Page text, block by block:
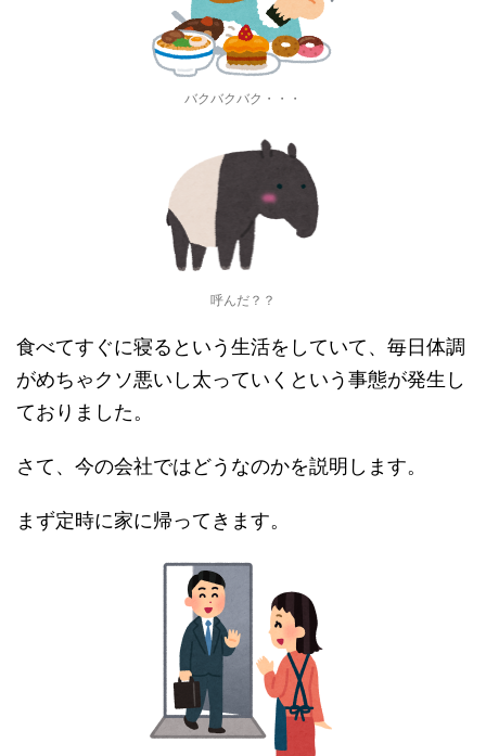
バクバクバク・・・
呼んだ？？
食べてすぐに寝るという生活をしていて、毎日体調
がめちゃクソ悪いし太っていくという事態が発生し
ておりました。
さて、今の会社ではどうなのかを説明します。
まず定時に家に帰ってきます。